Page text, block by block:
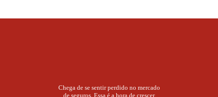
Chega de se sentir perdido no mercado
de seguros. Essa é a hora de crescer